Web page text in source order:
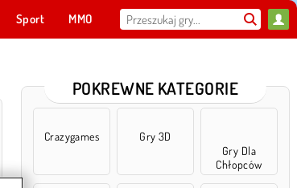
Sport MMO
POKREWNE KATEGORIE
Crazygames
Gry 3D
Gry Dla
Chłopców